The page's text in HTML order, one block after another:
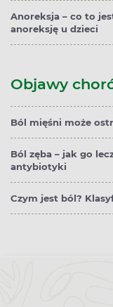
Anoreksja – co to
anoreksję u dzieci
Objawy
Ból mięśni może
Ból zęba – jak go
antybiotyki
Czym jest ból?